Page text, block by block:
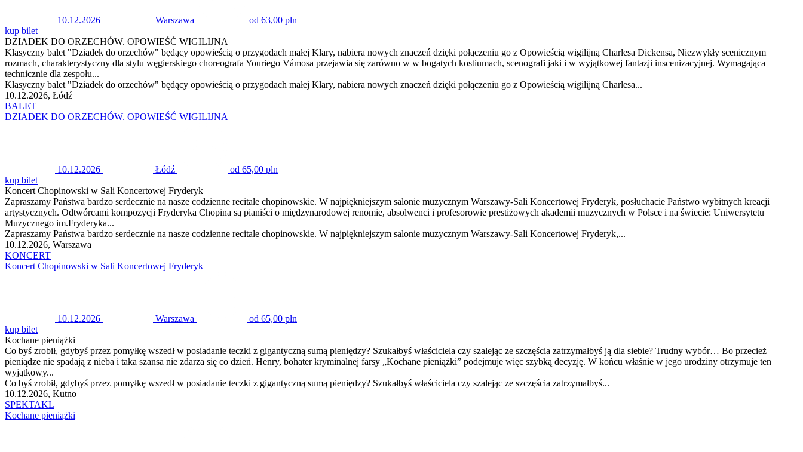
10.12.2026 Warszawa
od 63,00 pln
kup bilet
DZIADEK DO ORZECHÓW. OPOWIEŚĆ WIGILIJNA
Klasyczny balet "Dziadek do orzechów" będący opowieścią o przygodach małej Klary, nabiera nowych znaczeń dzięki połączeniu go z Opowieścią wigilijną Charlesa Dickensa, Niezwykły scenicznym
rozmach, charakterystyczny dla stylu węgierskiego choreografa Youriego Vámosa przejawia się zarówno w w bogatych kostiumach, scenografi jaki i w wyjątkowej fantazji inscenizacyjnej. Wymagająca
technicznie dla zespołu...
Klasyczny balet "Dziadek do orzechów" będący opowieścią o przygodach małej Klary, nabiera nowych znaczeń dzięki połączeniu go z Opowieścią wigilijną Charlesa...
10.12.2026, Łódź
BALET
DZIADEK DO ORZECHÓW. OPOWIEŚĆ WIGILIJNA
10.12.2026 Łódź
od 65,00 pln
kup bilet
Koncert Chopinowski w Sali Koncertowej Fryderyk
Zapraszamy Państwa bardzo serdecznie na nasze codzienne recitale chopinowskie. W najpiękniejszym salonie muzycznym Warszawy-Sali Koncertowej Fryderyk, posłuchacie Państwo wybitnych kreacji
artystycznych. Odtwórcami kompozycji Fryderyka Chopina są pianiści o międzynarodowej renomie, absolwenci i profesorowie prestiżowych akademii muzycznych w Polsce i na świecie: Uniwersytetu
Muzycznego im.Fryderyka...
Zapraszamy Państwa bardzo serdecznie na nasze codzienne recitale chopinowskie. W najpiękniejszym salonie muzycznym Warszawy-Sali Koncertowej Fryderyk,...
10.12.2026, Warszawa
KONCERT
Koncert Chopinowski w Sali Koncertowej Fryderyk
10.12.2026 Warszawa
od 65,00 pln
kup bilet
Kochane pieniążki
Co byś zrobił, gdybyś przez pomyłkę wszedł w posiadanie teczki z gigantyczną sumą pieniędzy? Szukałbyś właściciela czy szalejąc ze szczęścia zatrzymałbyś ją dla siebie? Trudny wybór… Bo przecież
pieniądze nie spadają z nieba i taka szansa nie zdarza się co dzień. Henry, bohater kryminalnej farsy „Kochane pieniążki” podejmuje więc szybką decyzję. W końcu właśnie w jego urodziny otrzymuje ten
wyjątkowy...
Co byś zrobił, gdybyś przez pomyłkę wszedł w posiadanie teczki z gigantyczną sumą pieniędzy? Szukałbyś właściciela czy szalejąc ze szczęścia zatrzymałbyś...
10.12.2026, Kutno
SPEKTAKL
Kochane pieniążki